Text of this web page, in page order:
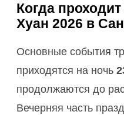
Когда
Хуан 2026 в
Основные события
приходятся на ночь
продолжаются до
Вечерняя часть